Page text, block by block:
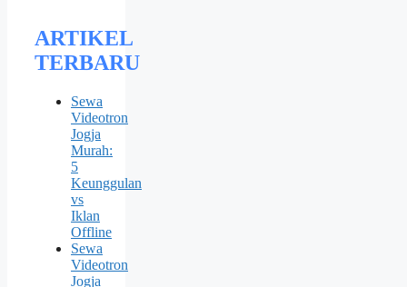
ARTIKEL
TERBARU
Sewa
Videotron
Jogja
Murah:
5
Keunggulan
vs
Iklan
Offline
Sewa
Videotron
Jogja